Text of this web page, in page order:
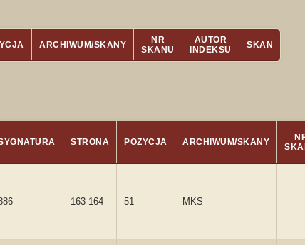
ARCHIWUM/SKANY
NR
SKANU
AUTOR
INDEKSU
SKAN
STRONA POZYCJA ARCHIWUM/SKANY
163-164 51 MKS